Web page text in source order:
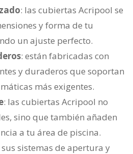
: las cubiertas Acripool se
y forma de tu
un ajuste perfecto.
: están fabricadas con
y duraderos que soportan
más exigentes.
: las cubiertas Acripool no
sino que también añaden
a tu área de piscina.
sus sistemas de apertura y